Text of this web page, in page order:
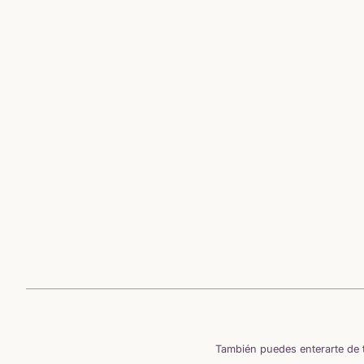
También puedes enterarte